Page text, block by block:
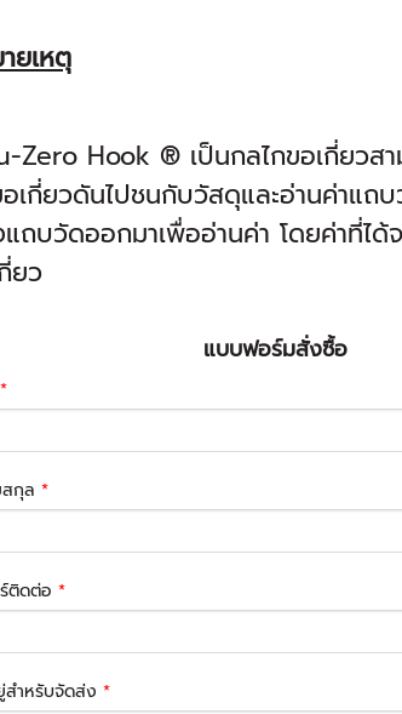
ยเหตุ
Zero Hook ® เป็นกลไกขอเกี่ยวสา
เกี่ยวดันไปชนกับวัสดุและอ่านค่าแถ
ถบวัดออกมาเพื่ออ่านค่า โดยค่าที่ได้
ยว
แบบฟอร์มสั่งซื้อ
*
กุล *
ติดต่อ *
สำหรับจัดส่ง *